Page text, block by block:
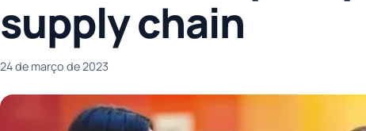
supply chain
24 de março de 2023